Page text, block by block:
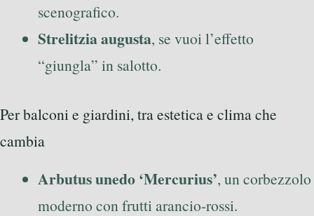
scenografico.
Strelitzia augusta, se vuoi l’effetto
“giungla” in salotto.
Per balconi e giardini, tra estetica e clima che
cambia
Arbutus unedo ‘Mercurius’, un corbezzolo
moderno con frutti arancio-rossi.